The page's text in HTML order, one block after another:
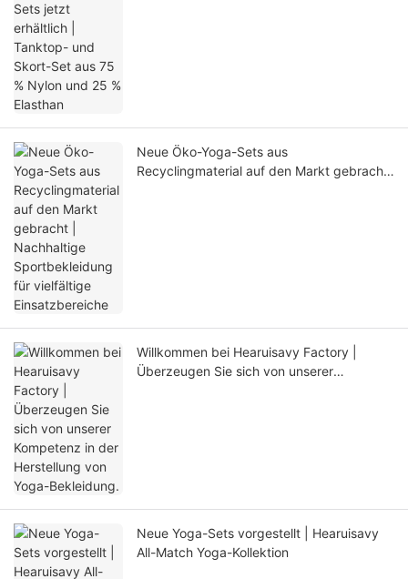
Neue Öko-Yoga-Sets aus
Recyclingmaterial auf den Markt gebracht
Willkommen bei Hearuisavy Factory |
Überzeugen Sie sich von unserer
Neue Yoga-Sets vorgestellt | Hearuisavy
All-Match Yoga-Kollektion